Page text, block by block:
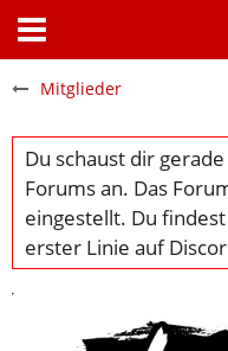
Mitglieder